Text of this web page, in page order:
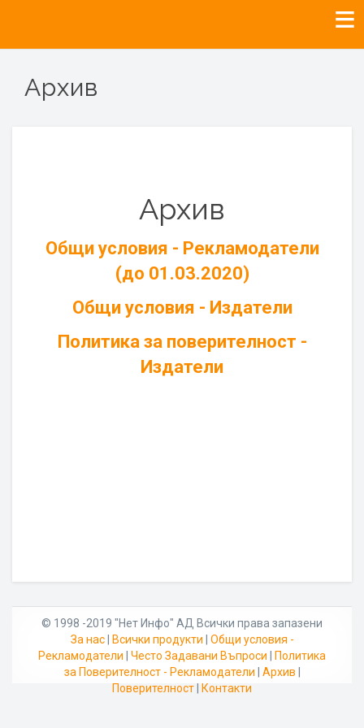
Архив
Архив
Общи условия - Рекламодатели
(до 01.03.2020)
Общи условия - Издатели
Политика за поверителност -
Издатели
© 1998 -2019 "Нет Инфо" АД Всички права запазени
За нас| Всички продукти
Общи условия -
Рекламодатели
Често Задавани Въпроси
Политика
за Поверителност - Рекламодатели
Архив
Поверителност
Контакти